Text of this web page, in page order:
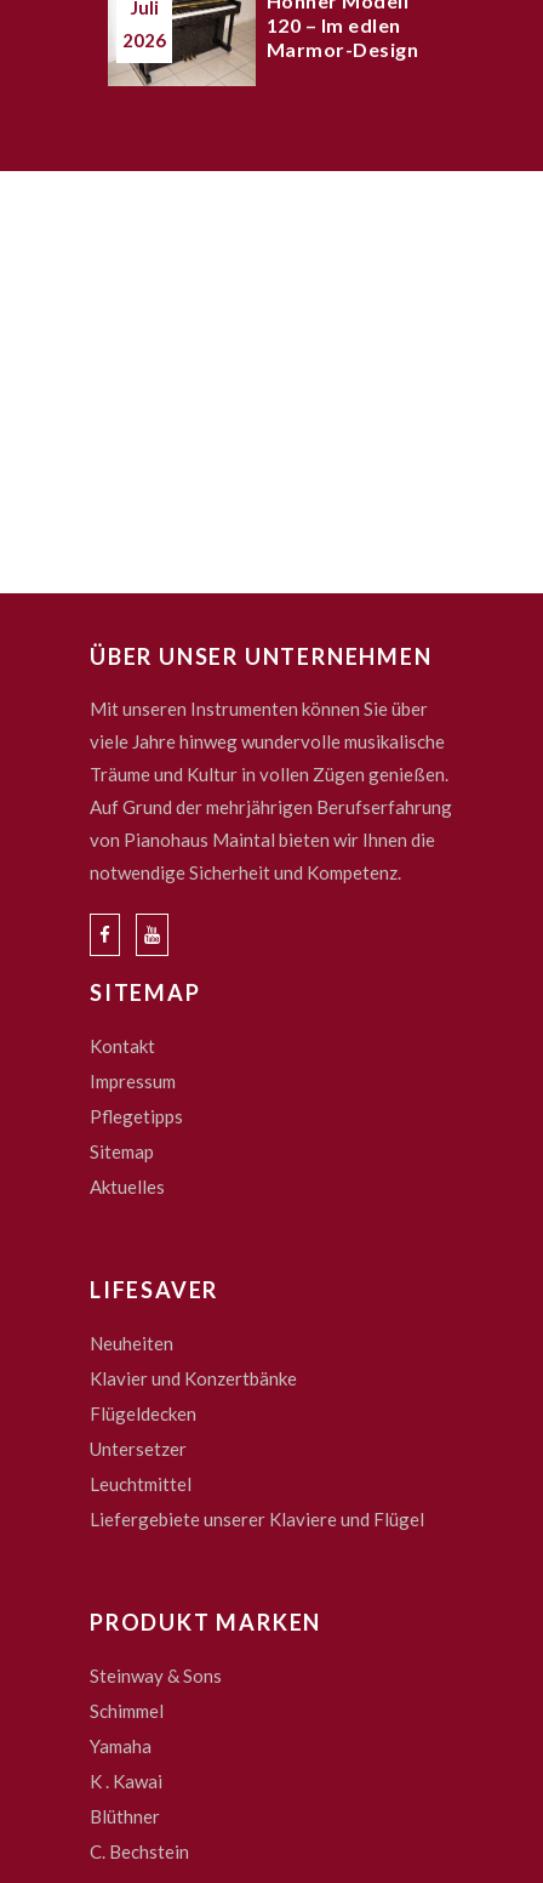
Juli
2026
120 – Im edlen
Marmor-Design
ÜBER UNSER UNTERNEHMEN
Mit unseren Instrumenten können Sie über
viele Jahre hinweg wundervolle musikalische
Träume und Kultur in vollen Zügen genießen.
Auf Grund der mehrjährigen Berufserfahrung
von Pianohaus Maintal bieten wir Ihnen die
notwendige Sicherheit und Kompetenz.
SITEMAP
Kontakt
Impressum
Pflegetipps
Sitemap
Aktuelles
LIFESAVER
Neuheiten
Klavier und Konzertbänke
Flügeldecken
Untersetzer
Leuchtmittel
Liefergebiete unserer Klaviere und Flügel
PRODUKT MARKEN
Steinway & Sons
Schimmel
Yamaha
K . Kawai
Blüthner
C. Bechstein